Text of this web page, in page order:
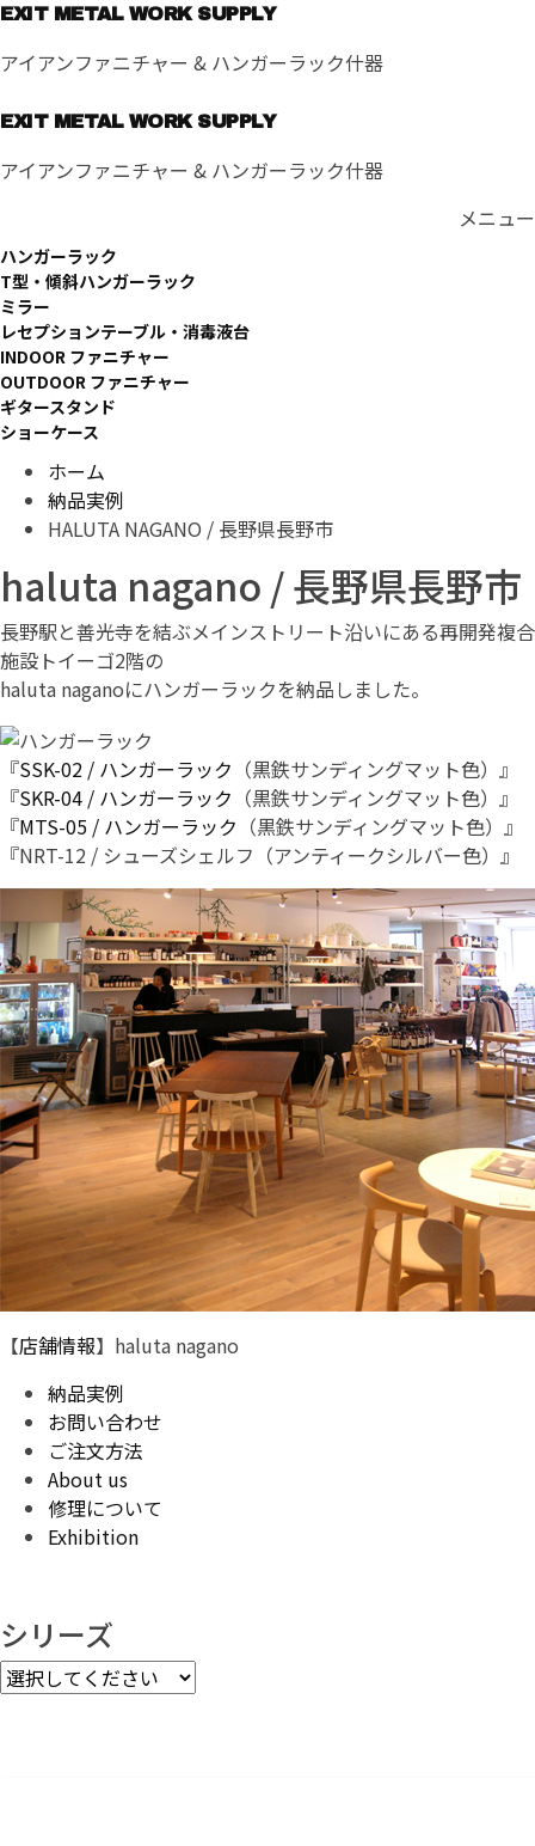
コ
テ
ツ
へ
ス
プ
EXIT METAL WORK SUPPLY
アイアンファニチャー & ハンガーラック什器
EXIT METAL WORK SUPPLY
アイアンファニチャー & ハンガーラック什器
メニュー
ハンガーラック
T型・傾斜ハンガーラック
ミラー
レセプションテーブル・消毒液台
INDOOR ファニチャー
OUTDOOR ファニチャー
ギタースタンド
ショーケース
ホーム
納品実例
HALUTA NAGANO / 長野県長野市
haluta nagano / 長野県長野市
長野駅と善光寺を結ぶメインストリート沿いにある再開発複合
施設トイーゴ2階の
haluta naganoにハンガーラックを納品しました。
『SSK-02 / ハンガーラック （黒鉄サンディングマット色）』
『SKR-04 / ハンガーラック （黒鉄サンディングマット色）』
『MTS-05 / ハンガーラック （黒鉄サンディングマット色）』
『NRT-12 / シューズシェルフ（アンティークシルバー色）』
【店舗情報】haluta nagano
納品実例
お問い合わせ
ご注文方法
About us
修理について
Exhibition
シリーズ